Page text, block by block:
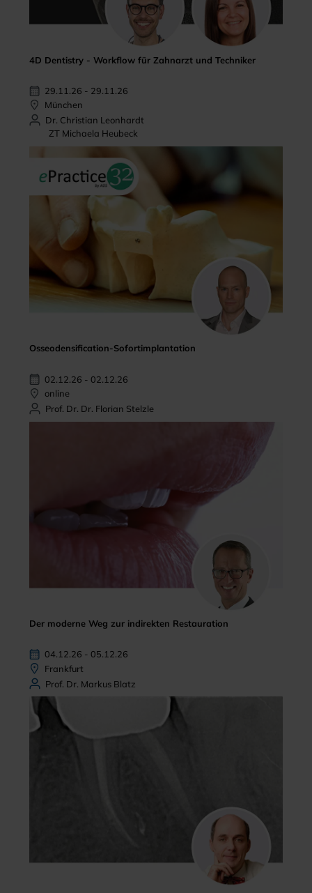
4D Dentistry - Workflow für Zahnarzt und Techniker
29.11.26 - 29.11.26
München
Dr. Christian Leonhardt
ZT Michaela Heubeck
Osseodensification-Sofortimplantation
02.12.26 - 02.12.26
online
Prof. Dr. Dr. Florian Stelzle
Der moderne Weg zur indirekten Restauration
04.12.26 - 05.12.26
Frankfurt
Prof. Dr. Markus Blatz